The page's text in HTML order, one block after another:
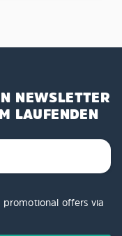
NEWSLETTER
LAUFENDEN
offers via